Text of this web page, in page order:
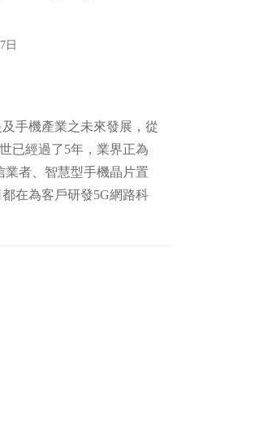
日
機產業之未來發展，從
已經過了5年，業界正為
業者、智慧型手機晶片置
在為客戶研發5G網路科